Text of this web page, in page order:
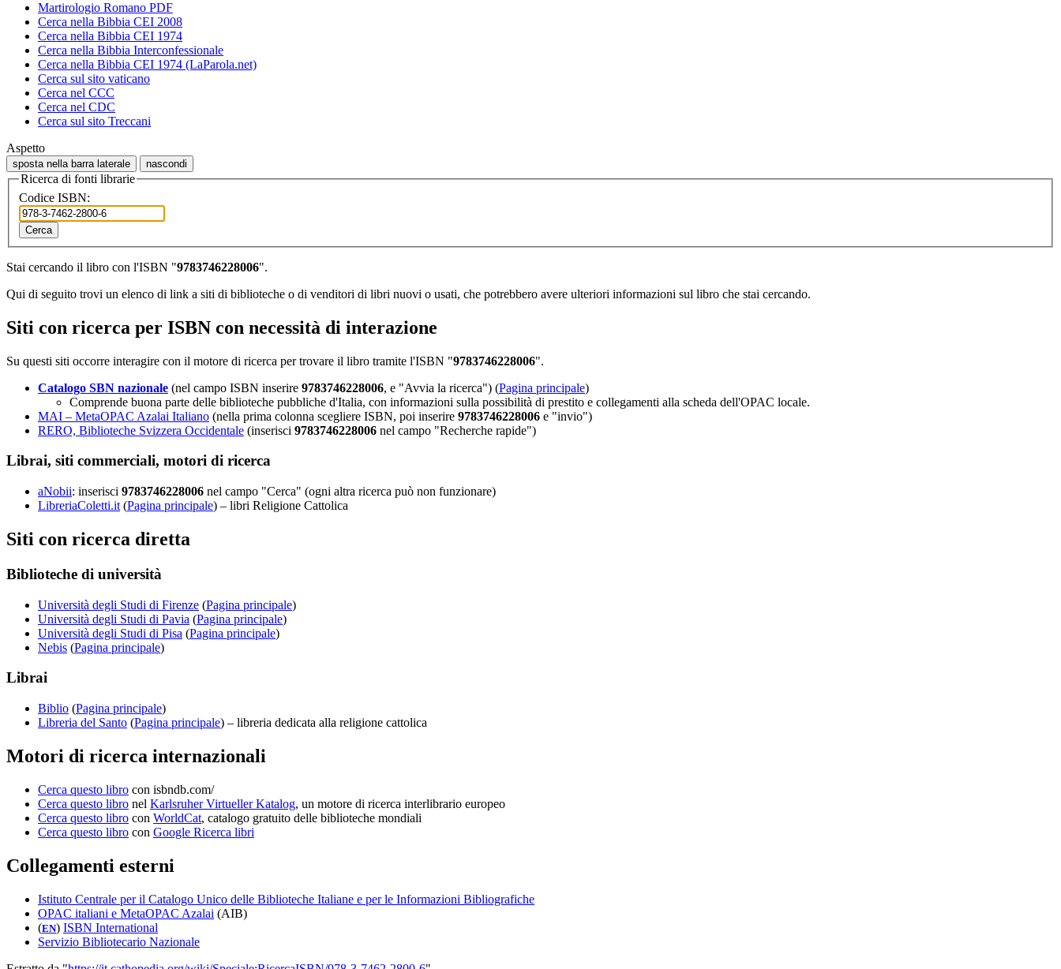
Martirologio Romano PDF
Cerca nella Bibbia CEI 2008
Cerca nella Bibbia CEI 1974
Cerca nella Bibbia Interconfessionale
Cerca nella Bibbia CEI 1974 (LaParola.net)
Cerca sul sito vaticano
Cerca nel CCC
Cerca nel CDC
Cerca sul sito Treccani
Aspetto
sposta nella barra laterale nascondi
Ricerca di fonti librarie
Codice ISBN:
Cerca
Stai cercando il libro con l'ISBN "9783746228006".
Qui di seguito trovi un elenco di link a siti di biblioteche o di venditori di libri nuovi o usati, che potrebbero avere ulteriori informazioni sul libro che stai cercando.
Siti con ricerca per ISBN con necessità di interazione
Su questi siti occorre interagire con il motore di ricerca per trovare il libro tramite l'ISBN "9783746228006".
Catalogo SBN nazionale (nel campo ISBN inserire 9783746228006, e "Avvia la ricerca") (Pagina principale)
Comprende buona parte delle biblioteche pubbliche d'Italia, con informazioni sulla possibilità di prestito e collegamenti alla scheda dell'OPAC locale.
MAI – MetaOPAC Azalai Italiano (nella prima colonna scegliere ISBN, poi inserire 9783746228006 e "invio")
RERO, Biblioteche Svizzera Occidentale (inserisci 9783746228006 nel campo "Recherche rapide")
Librai, siti commerciali, motori di ricerca
aNobii: inserisci 9783746228006 nel campo "Cerca" (ogni altra ricerca può non funzionare)
LibreriaColetti.it (Pagina principale) – libri Religione Cattolica
Siti con ricerca diretta
Biblioteche di università
Università degli Studi di Firenze (Pagina principale)
Università degli Studi di Pavia (Pagina principale)
Università degli Studi di Pisa (Pagina principale)
Nebis (Pagina principale)
Librai
Biblio (Pagina principale)
Libreria del Santo (Pagina principale) – libreria dedicata alla religione cattolica
Motori di ricerca internazionali
Cerca questo libro con isbndb.com/
Cerca questo libro nel Karlsruher Virtueller Katalog, un motore di ricerca interlibrario europeo
Cerca questo libro con WorldCat, catalogo gratuito delle biblioteche mondiali
Cerca questo libro con Google Ricerca libri
Collegamenti esterni
Istituto Centrale per il Catalogo Unico delle Biblioteche Italiane e per le Informazioni Bibliografiche
OPAC italiani e MetaOPAC Azalai (AIB)
(EN) ISBN International
Servizio Bibliotecario Nazionale